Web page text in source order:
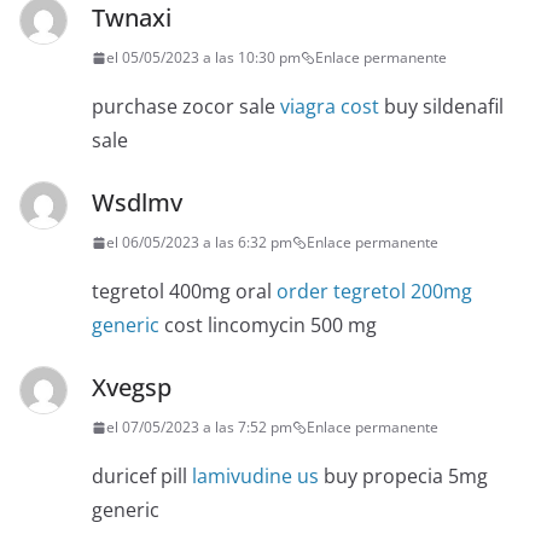
Twnaxi
el 05/05/2023 a las 10:30 pm Enlace permanente
purchase zocor saleviagra cost buy sildenafil
sale
Wsdlmv
el 06/05/2023 a las 6:32 pm Enlace permanente
tegretol 400mg oral order tegretol 200mg
generic cost lincomycin 500 mg
Xvegsp
el 07/05/2023 a las 7:52 pm Enlace permanente
duricef pill lamivudine us buy propecia 5mg
generic